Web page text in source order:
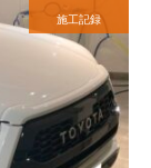
施工記録